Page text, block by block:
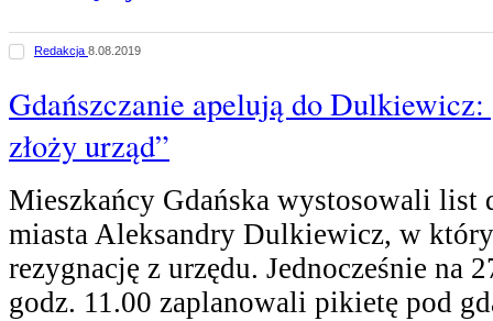
Redakcja 8.08.2019
Gdańszczanie apelują do
złoży urząd”
Mieszkańcy Gdańska wystosowali list
miasta Aleksandry Dulkiewicz, w
rezygnację z urzędu. Jednocześnie na
godz. 11.00 zaplanowali pikietę pod